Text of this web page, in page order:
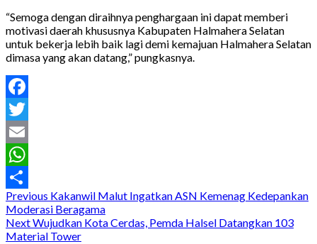
“Semoga dengan diraihnya penghargaan ini dapat memberi
motivasi daerah khususnya Kabupaten Halmahera Selatan
untuk bekerja lebih baik lagi demi kemajuan Halmahera Selatan
dimasa yang akan datang,” pungkasnya.
Facebook
Twitter
Email
WhatsApp
Share
Post
navigation
Previous Kakanwil Malut Ingatkan ASN Kemenag Kedepankan
Moderasi Beragama
NextWujudkan Kota Cerdas, Pemda Halsel Datangkan 103
Material Tower